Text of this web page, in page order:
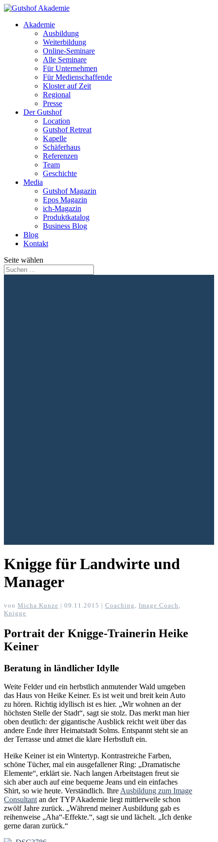
Akademie
Ausbildung
Weiterbildung
Online-Seminare
Alle Seminare
Für Unternehmen
Für Medienschaffende
Kloster auf Zeit
Regional
Presse
Der Gutshof
Location
Gutshof Retreat
Kapelle
Schäferhaus
Referenzen
Team
Geschichte
Media
Gutshof Magazin
Epos Magazin
ich-Magazin
Produktkatalog
Business Blog
Blog
Kontakt
Seite wählen
Knigge für Landwirte und
Manager
von Micha Kunze | 09.11.2015 | Coaching Image Coach
Knigge
Portrait der Knigge-Trainerin Heike
Keiner
Beratung in ländlicher Idylle
Weite Felder und ein herbstlich anmutender Wald umgeben
das Haus von Heike Keiner. Es ist weit und breit kein Auto
zu hören. Richtig idyllisch ist es hier. „Wir wohnen an der
höchsten Stelle der Stadt“, sagt sie stolz. Das merkt man hier
oben deutlich: der gigantische Ausblick reicht weit über das
andere Ende ihrer Heimatstadt Solms. Entspannt steht sie an
der Terrasse und atmet die klare Herbstluft ein.
Heike Keiner ist ein Wintertyp. Kontrastreiche Farben,
schöne Tücher, mal ein ausgefallener Ring: „Dramatische
Elemente“, erklärt sie. Nach langen Arbeitstagen freut sie
sich aber auch auf eine bequeme Jeans und ein einfaches
Shirt, so wie heute. Verständlich. IhreAusbildung zum Image
Consultantan der TYP Akademie liegt mittlerweile schon
zwölf Jahre zurück. „Während meiner Ausbildung gab es
reihenweise „Aha“-Effekte.“, sagt sie und lächelt. „Ich denke
gerne daran zurück.“